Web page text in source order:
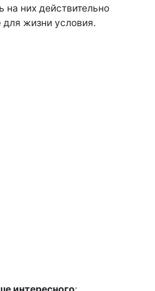
на них действительно
жизни условия.